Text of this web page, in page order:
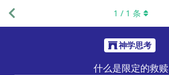
神学思考
什么是限定的救赎
1 / 1 条